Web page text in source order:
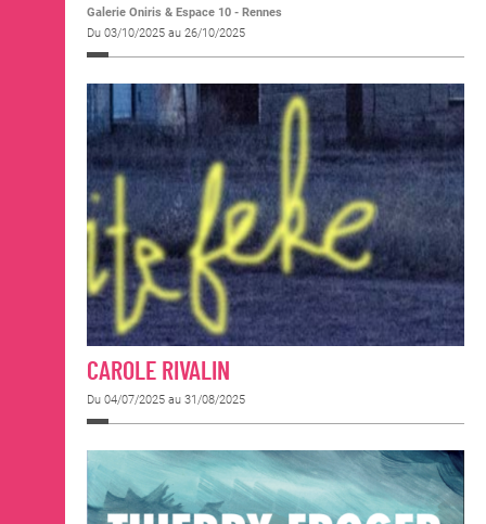
Galerie Oniris & Espace 10 - Rennes
Du 03/10/2025 au 26/10/2025
CAROLE RIVALIN
Du 04/07/2025 au 31/08/2025